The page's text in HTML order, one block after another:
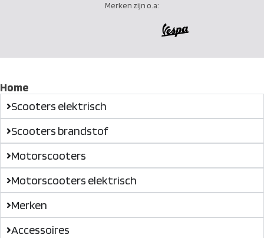
Merken zijn o.a:
Home
Scooters elektrisch
Scooters brandstof
Motorscooters
Motorscooters elektrisch
Merken
Accessoires